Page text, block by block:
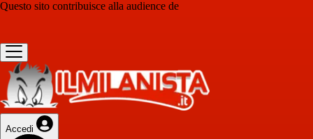
Questo sito contribuisce alla audience de
Accedi